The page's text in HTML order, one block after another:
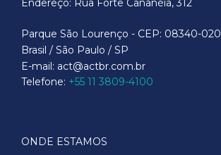
Endereço: Rua Forte Cananéia, 312
Parque São Lourenço - CEP: 08340-020
Brasil / São Paulo / SP
E-mail: act@actbr.com.br
Telefone: +55 11 3809-4100
ONDE ESTAMOS